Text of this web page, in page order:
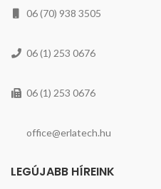
06 (70) 938 3505
06 (1) 253 0676
06 (1) 253 0676
office@erlatech.hu
LEGÚJABB HÍREINK